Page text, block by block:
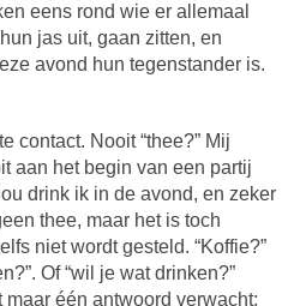
eens rond wie er allemaal
jas uit, gaan zitten, en
avond hun tegenstander is.
contact. Nooit “thee?” Mij
aan het begin van een partij
drink ik in de avond, en zeker
thee, maar het is toch
niet wordt gesteld. “Koffie?”
Of “wil je wat drinken?”
één antwoord verwacht: